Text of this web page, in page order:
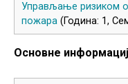
Управљање ризиком
пожара (Година: 1,
Основне